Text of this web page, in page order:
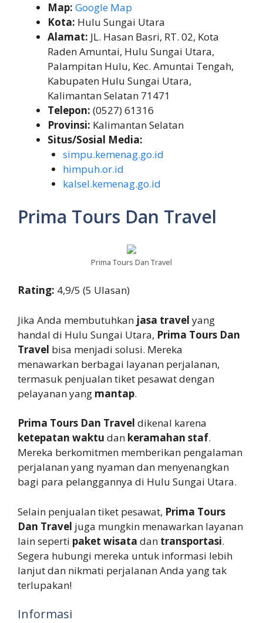
Map: Google Map
Kota: Hulu Sungai Utara
Alamat: JL. Hasan Basri, RT. 02, Kota
Raden Amuntai, Hulu Sungai Utara,
Palampitan Hulu, Kec. Amuntai Tengah,
Kabupaten Hulu Sungai Utara,
Kalimantan Selatan 71471
Telepon: (0527) 61316
Provinsi: Kalimantan Selatan
Situs/Sosial Media:
simpu.kemenag.go.id
himpuh.or.id
kalsel.kemenag.go.id
Prima Tours Dan Travel
Prima Tours Dan Travel
Rating: 4,9/5 (5 Ulasan)
Jika Anda membutuhkan jasa travel yang
handal di Hulu Sungai Utara, Prima Tours Dan
Travel bisa menjadi solusi. Mereka
menawarkan berbagai layanan perjalanan,
termasuk penjualan tiket pesawat dengan
pelayanan yang mantap.
Prima Tours Dan Travel dikenal karena
ketepatan waktu dan keramahan staf.
Mereka berkomitmen memberikan pengalaman
perjalanan yang nyaman dan menyenangkan
bagi para pelanggannya di Hulu Sungai Utara.
Selain penjualan tiket pesawat, Prima Tours
Dan Travel juga mungkin menawarkan layanan
lain seperti paket wisata dan transportasi.
Segera hubungi mereka untuk informasi lebih
lanjut dan nikmati perjalanan Anda yang tak
terlupakan!
Informasi